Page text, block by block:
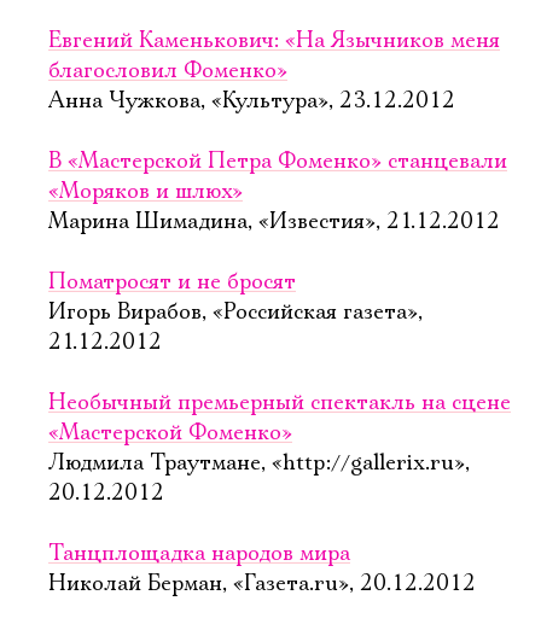
Евгений Каменькович: «На Язычников меня
благословил Фоменко»
Анна Чужкова, «Культура», 23.12.2012
В «Мастерской Петра Фоменко» станцевали
«Моряков и шлюх»
Марина Шимадина, «Известия», 21.12.2012
Поматросят и не бросят
Игорь Вирабов, «Российская газета»,
21.12.2012
Необычный премьерный спектакль на сцене
«Мастерской Фоменко»
Людмила Траутмане, «http://gallerix.ru»,
20.12.2012
Танцплощадка народов мира
Николай Берман, «Газета.ru», 20.12.2012
Электропочта